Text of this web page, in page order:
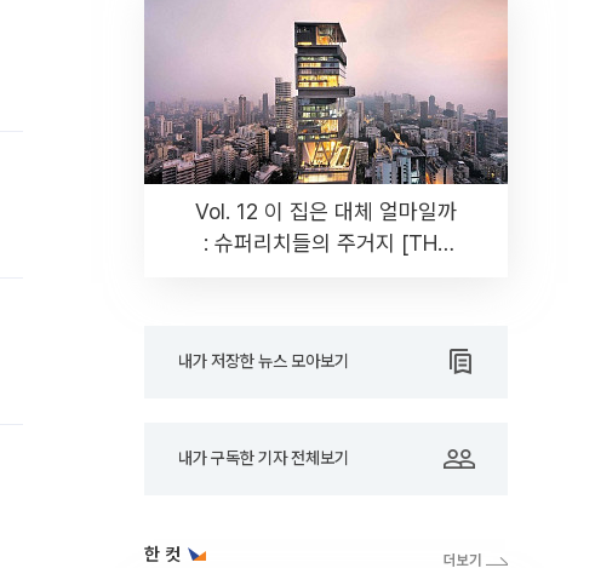
Vol. 12 이 집은 대체 얼마일까
: 슈퍼리치들의 주거지 [THE
내가 저장한 뉴스 모아보기
내가 구독한 기자 전체보기
한 컷